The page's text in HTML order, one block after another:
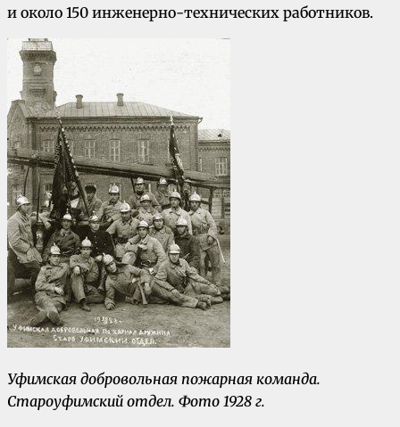
и около 150 инженерно-технических работников.
Уфимская добровольная пожарная команда.
Староуфимский отдел. Фото 1928 г.